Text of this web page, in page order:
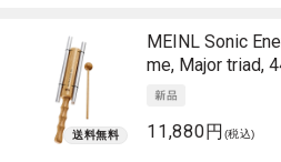
MEINL Sonic
me, Major triad,
11,880円 (税込)